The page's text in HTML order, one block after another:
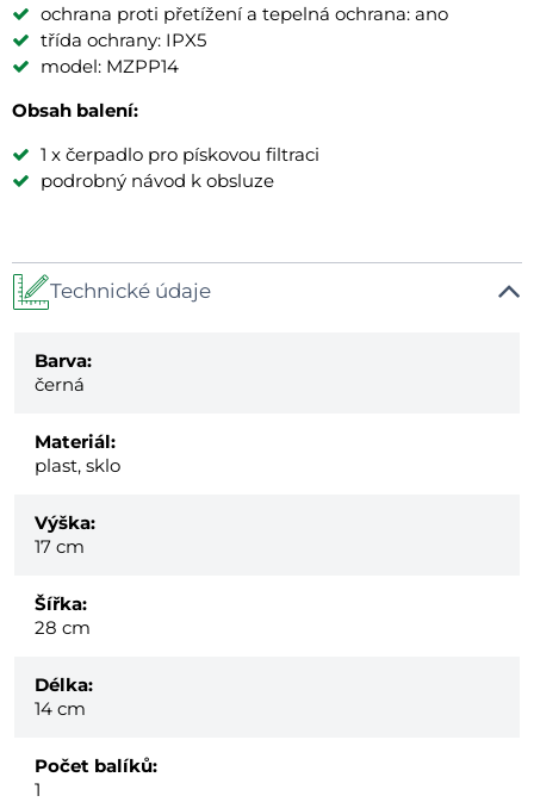
ochrana proti přetížení a tepelná ochrana: ano
třída ochrany: IPX5
model: MZPP14
Obsah balení:
1 x čerpadlo pro pískovou filtraci
podrobný návod k obsluze
Technické údaje
Barva:
černá
Materiál:
plast, sklo
Výška:
17 cm
Šířka:
28 cm
Délka:
14 cm
Počet balíků:
1